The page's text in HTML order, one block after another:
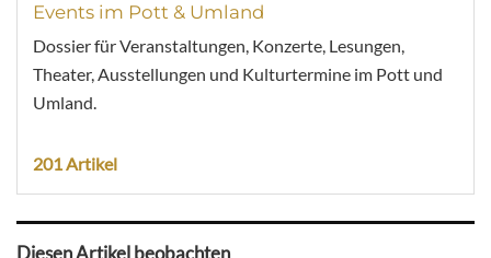
Events im Pott & Umland
Dossier für Veranstaltungen, Konzerte, Lesungen,
Theater, Ausstellungen und Kulturtermine im Pott und
Umland.
201 Artikel
Diesen Artikel beobachten